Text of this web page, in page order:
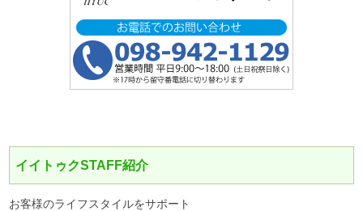
イイトゥクSTAFF紹介
お客様のライフスタイルをサポート